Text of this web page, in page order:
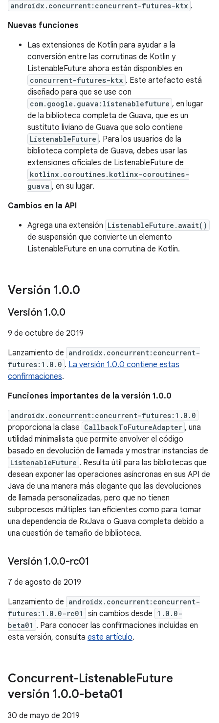
androidx.concurrent:concurrent-futures-ktx .
Nuevas funciones
Las extensiones de Kotlin para ayudar a la
conversión entre las corrutinas de Kotlin y
ListenableFuture ahora están disponibles en
concurrent-futures-ktx . Este artefacto está
diseñado para que se use con
com.google.guava:listenablefuture , en lugar
de la biblioteca completa de Guava, que es un
sustituto liviano de Guava que solo contiene
ListenableFuture . Para los usuarios de la
biblioteca completa de Guava, debes usar las
extensiones oficiales de ListenableFuture de
kotlinx.coroutines.kotlinx-coroutines-
guava , en su lugar.
Cambios en la API
Agrega una extensión ListenableFuture.await()
de suspensión que convierte un elemento
ListenableFuture en una corrutina de Kotlin.
Versión 1.0.0
Versión 1.0.0
9 de octubre de 2019
Lanzamiento de androidx.concurrent:concurrent-
futures:1.0.0 . La versión 1.0.0 contiene estas
confirmaciones.
Funciones importantes de la versión 1.0.0
androidx.concurrent:concurrent-futures:1.0.0
proporciona la clase CallbackToFutureAdapter , una
utilidad minimalista que permite envolver el código
basado en devolución de llamada y mostrar instancias de
ListenableFuture . Resulta útil para las bibliotecas que
desean exponer las operaciones asíncronas en sus API de
Java de una manera más elegante que las devoluciones
de llamada personalizadas, pero que no tienen
subprocesos múltiples tan eficientes como para tomar
una dependencia de RxJava o Guava completa debido a
una cuestión de tamaño de biblioteca.
Versión 1.0.0-rc01
7 de agosto de 2019
Lanzamiento de androidx.concurrent:concurrent-
futures:1.0.0-rc01
sin cambios desde 1.0.0-
beta01 . Para conocer las confirmaciones incluidas en
esta versión, consulta este artículo.
Concurrent-ListenableFuture
versión 1.0.0-beta01
30 de mayo de 2019